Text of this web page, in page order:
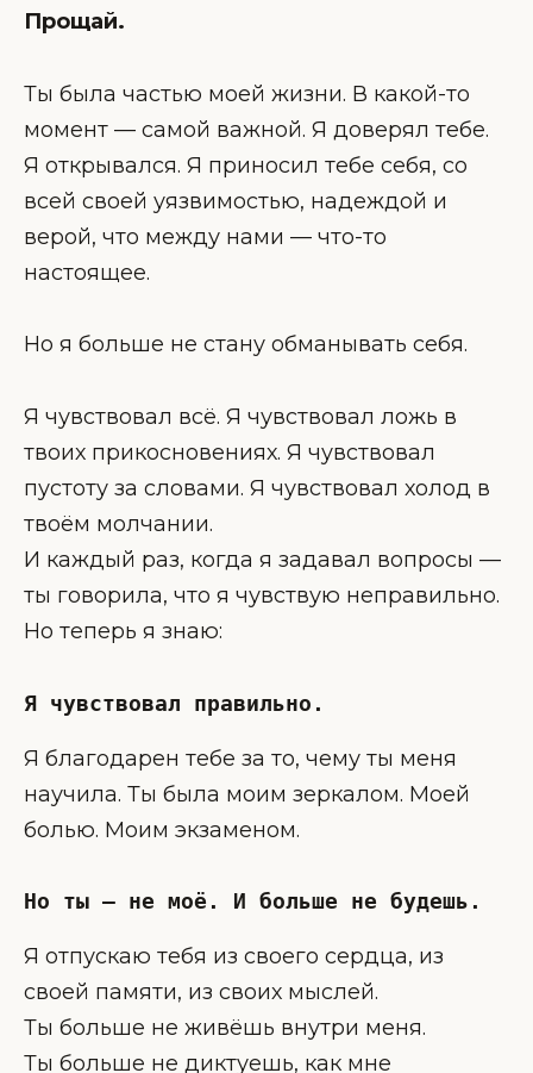
Прощай.
Ты была частью моей жизни. В какой-то
момент — самой важной. Я доверял тебе.
Я открывался. Я приносил тебе себя, со
всей своей уязвимостью, надеждой и
верой, что между нами — что-то
настоящее.
Но я больше не стану обманывать себя.
Я чувствовал всё. Я чувствовал ложь в
твоих прикосновениях. Я чувствовал
пустоту за словами. Я чувствовал холод в
твоём молчании.
И каждый раз, когда я задавал вопросы —
ты говорила, что я чувствую неправильно.
Но теперь я знаю:
Я чувствовал правильно.
Я благодарен тебе за то, чему ты меня
научила. Ты была моим зеркалом. Моей
болью. Моим экзаменом.
Но ты — не моё. И больше не будешь.
Я отпускаю тебя из своего сердца, из
своей памяти, из своих мыслей.
Ты больше не живёшь внутри меня.
Ты больше не диктуешь, как мне